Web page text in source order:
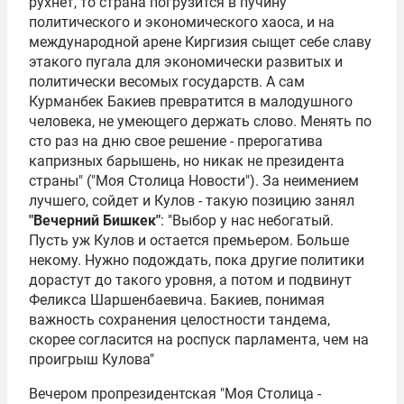
политического и экономического хаоса, и на
международной арене Киргизия сыщет себе славу
этакого пугала для экономически развитых и
политически весомых государств. А сам
Курманбек Бакиев превратится в малодушного
человека, не умеющего держать слово. Менять по
сто раз на дню свое решение - прерогатива
капризных барышень, но никак не президента
страны" ("Моя Столица Новости"). За неимением
лучшего, сойдет и Кулов - такую позицию занял
"Вечерний Бишкек": "Выбор у нас небогатый.
Пусть уж Кулов и остается премьером. Больше
некому. Нужно подождать, пока другие политики
дорастут до такого уровня, а потом и подвинут
Феликса Шаршенбаевича. Бакиев, понимая
важность сохранения целостности тандема,
скорее согласится на роспуск парламента, чем на
проигрыш Кулова"
Вечером пропрезидентская "Моя Столица -